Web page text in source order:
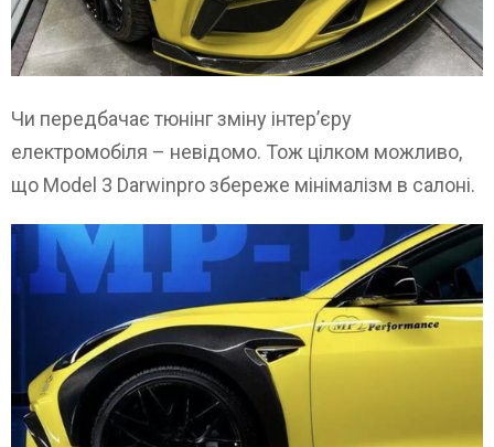
Чи передбачає тюнінг зміну інтер’єру
електромобіля – невідомо. Тож цілком можливо,
що Model 3 Darwinpro збереже мінімалізм в салоні.